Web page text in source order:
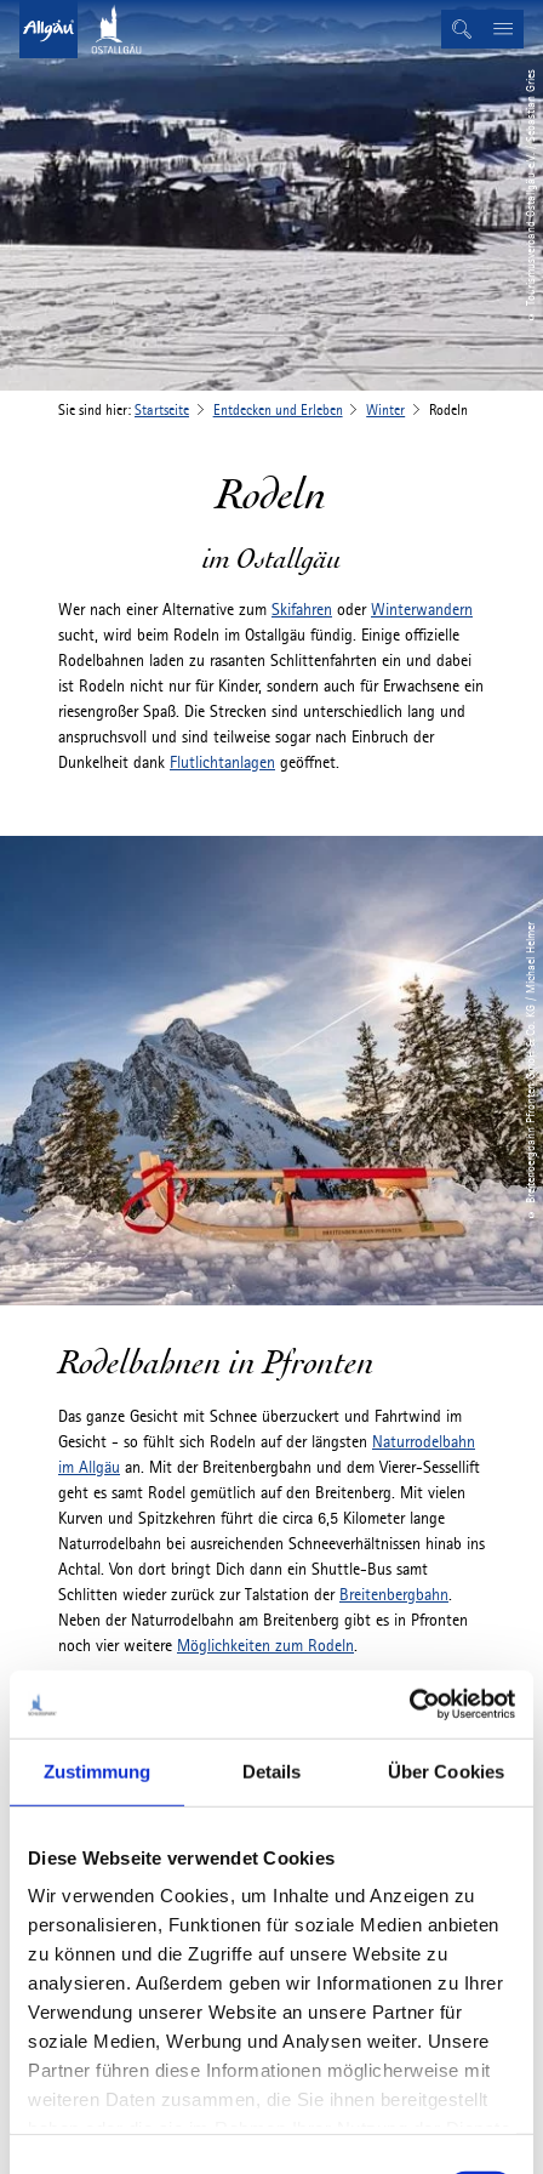
Zustimmung Details Über Cookies
Diese Webseite verwendet Cookies
Wir verwenden Cookies, um Inhalte und Anzeigen zu
personalisieren, Funktionen für soziale Medien anbieten
zu können und die Zugriffe auf unsere Website zu
analysieren. Außerdem geben wir Informationen zu Ihrer
Verwendung unserer Website an unsere Partner für
soziale Medien, Werbung und Analysen weiter. Unsere
Partner führen diese Informationen möglicherweise mit
weiteren Daten zusammen, die Sie ihnen bereitgestellt
© Tourismusverband Ostallgäu e.V. / Sebastian Gries
Sie sind hier: Startseite Entdecken und Erleben Winter Rodeln
Rodeln
im Ostallgäu
Wer nach einer Alternative zum Skifahren oder Winterwandern
sucht, wird beim Rodeln im Ostallgäu fündig. Einige offizielle
Rodelbahnen laden zu rasanten Schlittenfahrten ein und dabei
ist Rodeln nicht nur für Kinder, sondern auch für Erwachsene ein
riesengroßer Spaß. Die Strecken sind unterschiedlich lang und
anspruchsvoll und sind teilweise sogar nach Einbruch der
Dunkelheit dank Flutlichtanlagen geöffnet.
© Breitenbergbahn Pfronten GmbH & Co. KG / Michael Helmer
Rodelbahnen in Pfronten
Das ganze Gesicht mit Schnee überzuckert und Fahrtwind im
Gesicht - so fühlt sich Rodeln auf der längsten Naturrodelbahn
im Allgäu an. Mit der Breitenbergbahn und dem Vierer-Sessellift
geht es samt Rodel gemütlich auf den Breitenberg. Mit vielen
Kurven und Spitzkehren führt die circa 6,5 Kilometer lange
Naturrodelbahn bei ausreichenden Schneeverhältnissen hinab ins
Achtal. Von dort bringt Dich dann ein Shuttle-Bus samt
Schlitten wieder zurück zur Talstation der Breitenbergbahn.
Neben der Naturrodelbahn am Breitenberg gibt es in Pfronten
noch vier weitere Möglichkeiten zum Rodeln.
Vor allem Spaß aber auch Aktivität bietet die circa 2,5 Kilometer
lange, sportliche Rodelbahn am Buchenberg. Mit einigen flotten
Kurven schlängelt sich die Rodelbahn durch die verschneite
Landschaft von der Bergstation der Buchenbergbahn hinab bis
nach Buching. In den bayerischen Ferien kannst Du sogar am
Abend bei Flutlicht auf den schnellen Kufen hinab ins Tal rodeln.
Rodel kannst Du Dir an der Talstation ausleihen und die
Buchenbergbahn gibt Dir als Rodelanfänger auch noch ein paar
Tipps zum sicheren Rodeln.
zur Website